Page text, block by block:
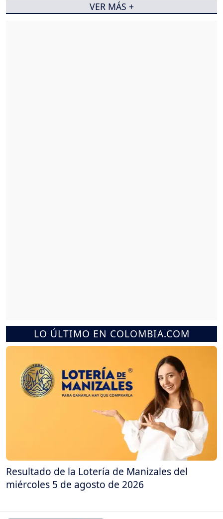
LO ÚLTIMO EN COLOMBIA.COM
Resultado de la Lotería de Manizales del
miércoles 5 de agosto de 2026
VER MÁS +